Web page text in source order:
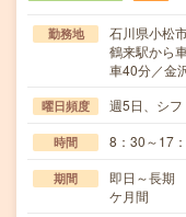
勤務地
石川県小松
鶴来駅から
車40分／金
曜日頻度 週5日、シフ
時間 8：30～17
期間
即日～長期
ケ月間